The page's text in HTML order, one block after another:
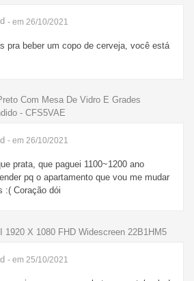
- em 26/10/2021
pra beber um copo de cerveja, você está
Com Mesa De Vidro E Grades
- CFS5VAE
- em 26/10/2021
prata, que paguei 1100~1200 ano
pq o apartamento que vou me mudar
:( Coração dói
1920 X 1080 FHD Widescreen 22B1HM5
- em 25/10/2021